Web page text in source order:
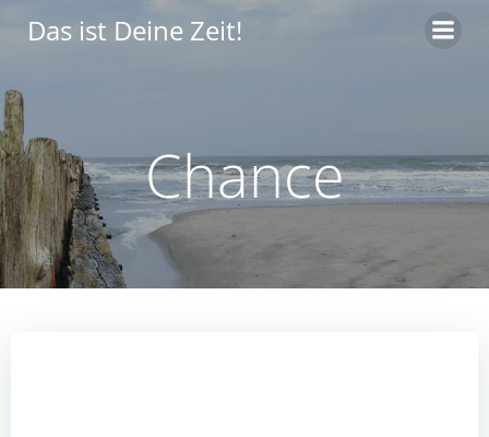
Das ist Deine Zeit!
Chance